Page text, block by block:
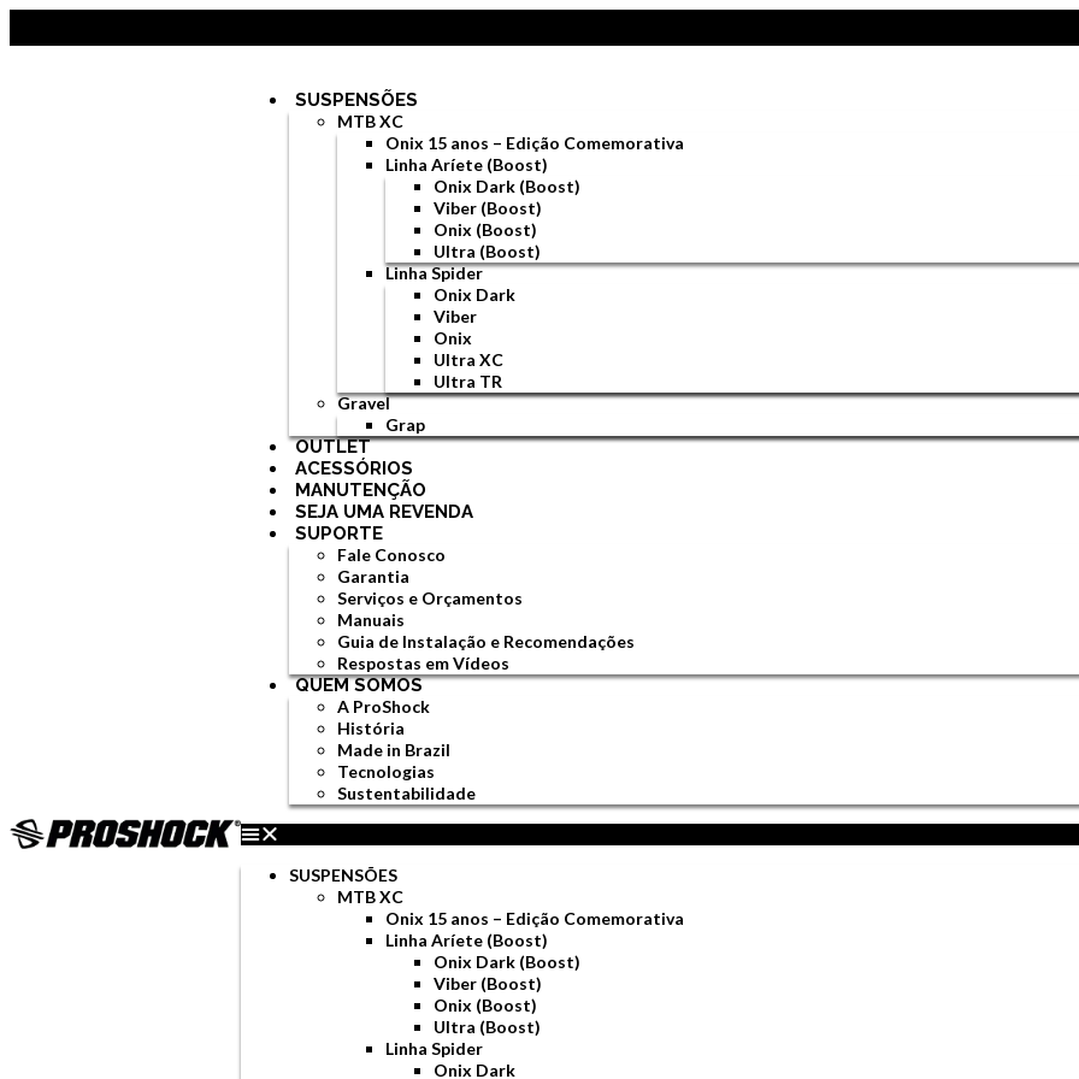
SUSPENSÕES
MTB XC
Onix 15 anos – Edição Comemorativa
Linha Aríete (Boost)
Onix Dark (Boost)
Viber (Boost)
Onix (Boost)
Ultra (Boost)
Linha Spider
Onix Dark
Viber
Onix
Ultra XC
Ultra TR
Gravel
Grap
OUTLET
ACESSÓRIOS
MANUTENÇÃO
SEJA UMA REVENDA
SUPORTE
Fale Conosco
Garantia
Serviços e Orçamentos
Manuais
Guia de Instalação e Recomendações
Respostas em Vídeos
QUEM SOMOS
A ProShock
História
Made in Brazil
Tecnologias
Sustentabilidade
SUSPENSÕES
MTB XC
Onix 15 anos – Edição Comemorativa
Linha Aríete (Boost)
Onix Dark (Boost)
Viber (Boost)
Onix (Boost)
Ultra (Boost)
Linha Spider
Onix Dark